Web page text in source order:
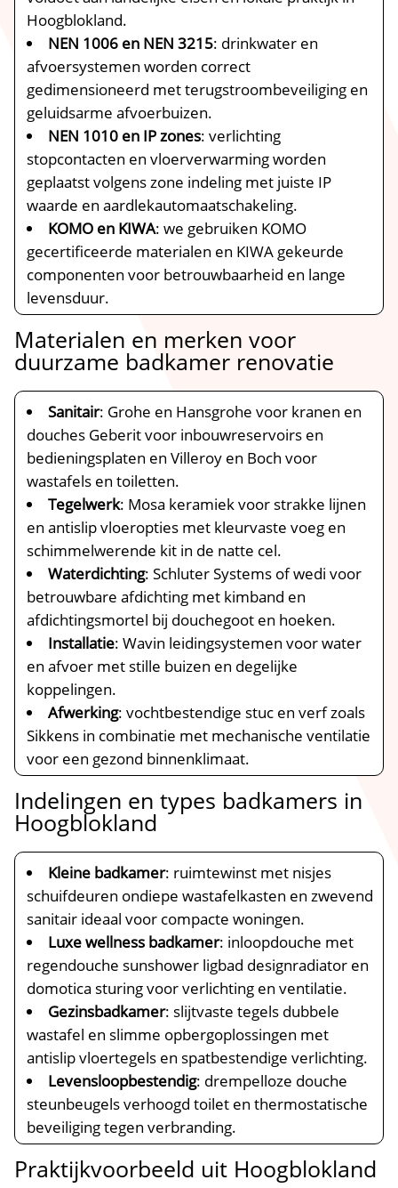
Hoogblokland.​
NEN 1006 en NEN 3215: drinkwater en
afvoersystemen worden correct
gedimensioneerd met terugstroombeveiliging en
geluidsarme afvoerbuizen.​
NEN 1010 en IP zones: verlichting
stopcontacten en vloerverwarming worden
geplaatst volgens zone indeling met juiste IP
waarde en aardlekautomaatschakeling.​
KOMO en KIWA: we gebruiken KOMO
gecertificeerde materialen en KIWA gekeurde
componenten voor betrouwbaarheid en lange
levensduur.​
Materialen en merken voor
duurzame badkamer renovatie
Sanitair: Grohe en Hansgrohe voor kranen en
douches Geberit voor inbouwreservoirs en
bedieningsplaten en Villeroy en Boch voor
wastafels en toiletten.​
Tegelwerk: Mosa keramiek voor strakke lijnen
en antislip vloeropties met kleurvaste voeg en
schimmelwerende kit in de natte cel.​
Waterdichting: Schluter Systems of wedi voor
betrouwbare afdichting met kimband en
afdichtingsmortel bij douchegoot en hoeken.​
Installatie: Wavin leidingsystemen voor water
en afvoer met stille buizen en degelijke
koppelingen.​
Afwerking: vochtbestendige stuc en verf zoals
Sikkens in combinatie met mechanische ventilatie
voor een gezond binnenklimaat.​
Indelingen en types badkamers in
Hoogblokland
Kleine badkamer: ruimtewinst met nisjes
schuifdeuren ondiepe wastafelkasten en zwevend
sanitair ideaal voor compacte woningen.​
Luxe wellness badkamer: inloopdouche met
regendouche sunshower ligbad designradiator en
domotica sturing voor verlichting en ventilatie.​
Gezinsbadkamer: slijtvaste tegels dubbele
wastafel en slimme opbergoplossingen met
antislip vloertegels en spatbestendige verlichting.​
Levensloopbestendig: drempelloze douche
steunbeugels verhoogd toilet en thermostatische
beveiliging tegen verbranding.​
Praktijkvoorbeeld uit Hoogblokland